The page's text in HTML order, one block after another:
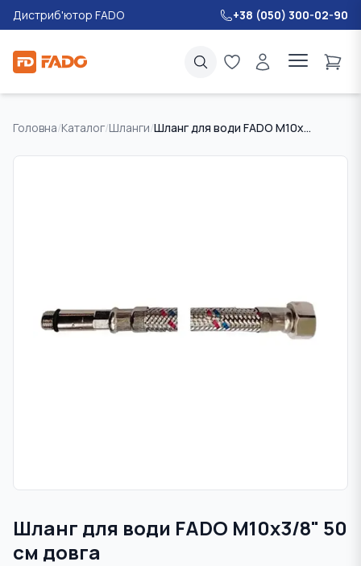
Дистриб'ютор FADO +38 (050) 300-02-90
Головна/Каталог/Шланги/ Шланг для води FADO M10х3/8" 50 см довга
Шланг для води FADO M10х3/8" 50
см довга